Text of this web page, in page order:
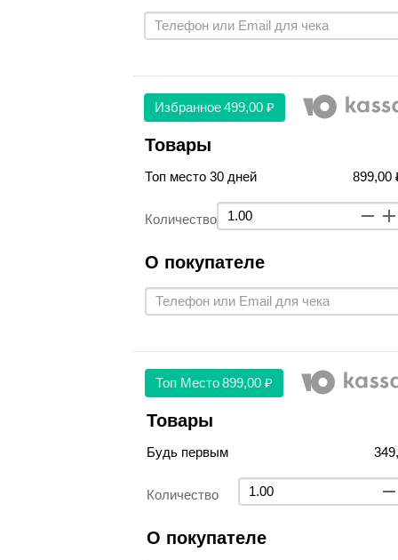
Избранное 499,00 ₽
Товары
Топ место 30 дней 899,00
Количество
О покупателе
Топ Место 899,00 ₽
Товары
Будь первым
Количество
О покупателе